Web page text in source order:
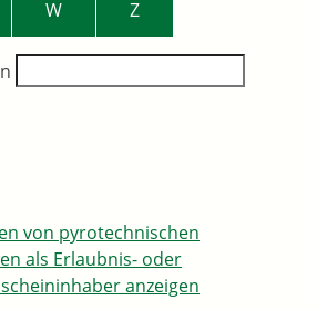
W Z
von pyrotechnischen
als Erlaubnis- oder
anzeigen